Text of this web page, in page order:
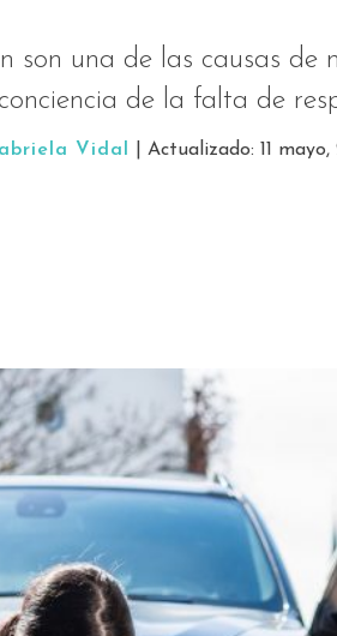
son una de las causas
de la falta de
Vidal | Actualizado: 11